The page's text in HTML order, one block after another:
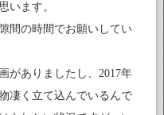
います。
の時間でお願いしてい
がありましたし、2017年
凄く立て込んでいるんで